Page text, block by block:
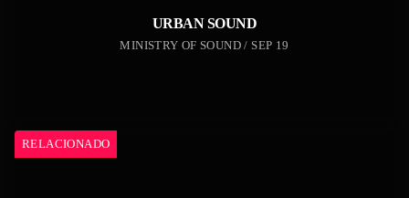
URBAN SOUND
MINISTRY OF SOUND / SEP 19
RELACIONADO